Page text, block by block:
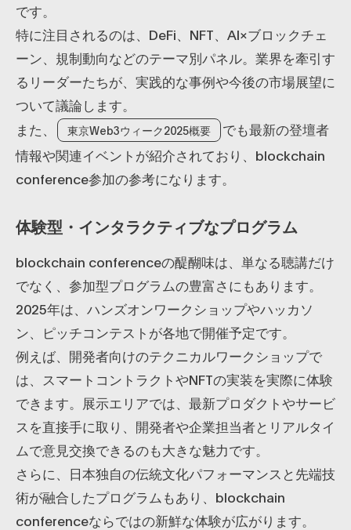
です。
特に注目されるのは、DeFi、NFT、AI×ブロックチェ
ーン、規制動向などのテーマ別パネル。業界を牽引す
るリーダーたちが、実践的な事例や今後の市場展望に
ついて議論します。
また、
東京Web3ウィーク2025概要
でも最新の登壇者
情報や関連イベントが紹介されており、blockchain
conference参加の参考になります。
体験型・インタラクティブなプログラム
blockchain conferenceの醍醐味は、単なる聴講だけ
でなく、参加型プログラムの豊富さにもあります。
2025年は、ハンズオンワークショップやハッカソ
ン、ピッチコンテストが各地で開催予定です。
例えば、開発者向けのテクニカルワークショップで
は、スマートコントラクトやNFTの実装を実際に体験
できます。展示エリアでは、最新プロダクトやサービ
スを直接手に取り、開発者や企業担当者とリアルタイ
ムで意見交換できるのも大きな魅力です。
さらに、日本独自の伝統文化パフォーマンスと先端技
術が融合したプログラムもあり、blockchain
conferenceならではの新鮮な体験が広がります。